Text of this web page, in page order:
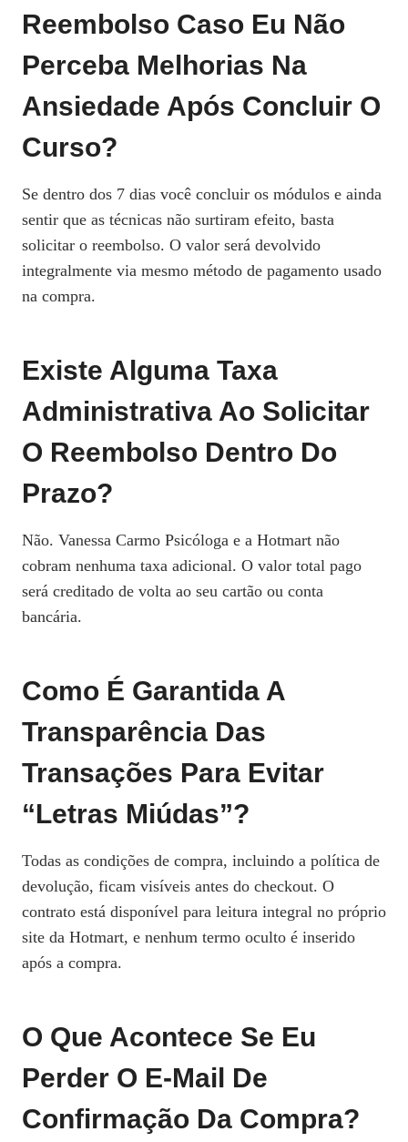
Reembolso Caso Eu Não
Perceba Melhorias Na
Ansiedade Após Concluir O
Curso?
Se dentro dos 7 dias você concluir os módulos e ainda
sentir que as técnicas não surtiram efeito, basta
solicitar o reembolso. O valor será devolvido
integralmente via mesmo método de pagamento usado
na compra.
Existe Alguma Taxa
Administrativa Ao Solicitar
O Reembolso Dentro Do
Prazo?
Não. Vanessa Carmo Psicóloga e a Hotmart não
cobram nenhuma taxa adicional. O valor total pago
será creditado de volta ao seu cartão ou conta
bancária.
Como É Garantida A
Transparência Das
Transações Para Evitar
“letras Miúdas”?
Todas as condições de compra, incluindo a política de
devolução, ficam visíveis antes do checkout. O
contrato está disponível para leitura integral no próprio
site da Hotmart, e nenhum termo oculto é inserido
após a compra.
O Que Acontece Se Eu
Perder O E‑mail De
Confirmação Da Compra?